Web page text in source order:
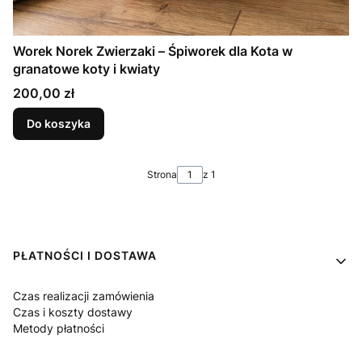
Worek Norek Zwierzaki – Śpiworek dla Kota w
granatowe koty i kwiaty
Cena
200,00 zł
Do koszyka
Strona z 1
Linki w stopce
PŁATNOŚCI I DOSTAWA
Czas realizacji zamówienia
Czas i koszty dostawy
Metody płatności